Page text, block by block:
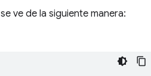
se ve de la siguiente manera: